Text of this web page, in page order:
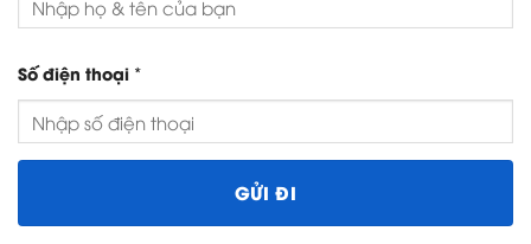
Số điện thoại *